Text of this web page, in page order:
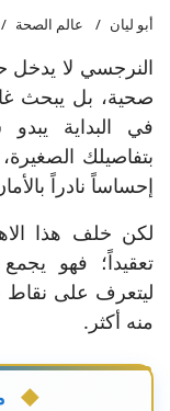
أبو ليان عالم الصحة
النرجسي لا يدخل
صحية، بل يبحث
في البداية يبدو
بتفاصيلك
إحساساً نادراً
لكن خلف هذا
تعقيداً؛ فهو
ليتعرف على
منه أكثر.